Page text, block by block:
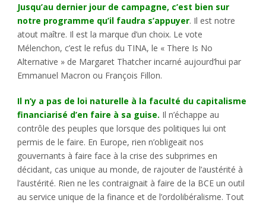
Jusqu’au dernier jour de campagne, c’est bien sur
notre programme qu’il faudra s’appuyer. Il est notre
atout maître. Il est la marque d’un choix. Le vote
Mélenchon, c’est le refus du TINA, le « There Is No
Alternative » de Margaret Thatcher incarné aujourd’hui par
Emmanuel Macron ou François Fillon.
Il n’y a pas de loi naturelle à la faculté du capitalisme
financiarisé d’en faire à sa guise. Il n’échappe au
contrôle des peuples que lorsque des politiques lui ont
permis de le faire. En Europe, rien n’obligeait nos
gouvernants à faire face à la crise des subprimes en
décidant, cas unique au monde, de rajouter de l’austérité à
l’austérité. Rien ne les contraignait à faire de la BCE un outil
au service unique de la finance et de l’ordolibéralisme. Tout